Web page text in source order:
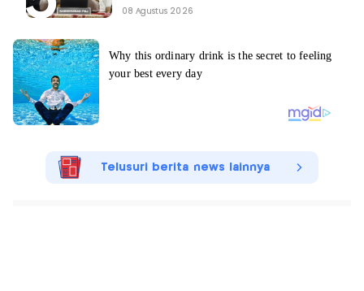
08 Agustus 2026
Telusuri berita news lainnya